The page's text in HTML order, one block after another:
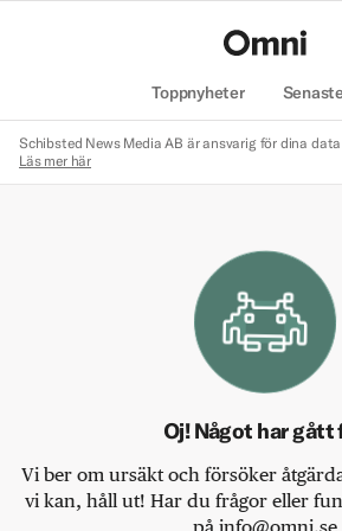
Toppnyheter
Schibsted News Media AB är ansvarig för dina
Läs mer här
Oj! Något har gått
Vi ber om ursäkt och försöker
vi kan, håll ut! Har du frågor eller